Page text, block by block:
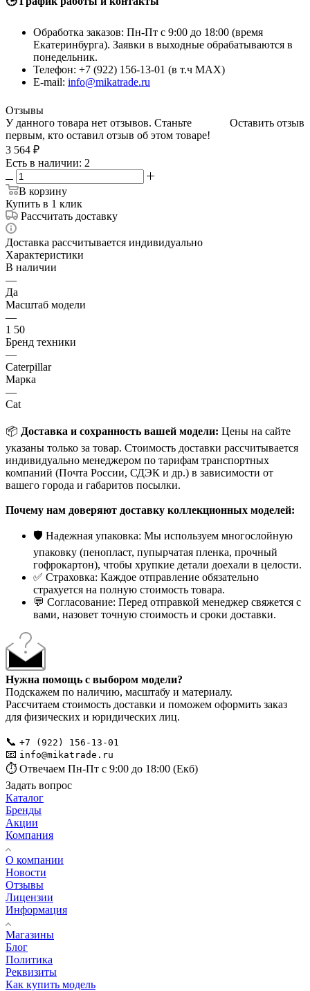
Обработка заказов: Пн-Пт с 9:00 до 18:00 (время
Екатеринбурга). Заявки в выходные обрабатываются в
понедельник.
Телефон: +7 (922) 156-13-01 (в т.ч MAX)
E-mail: info@mikatrade.ru
Отзывы
Оставить отзыв
У данного товара нет отзывов. Станьте
первым, кто оставил отзыв об этом товаре!
3 564 ₽
Есть в наличии: 2
В корзину
Купить в 1 клик
Рассчитать доставку
Доставка рассчитывается индивидуально
Характеристики
В наличии
—
Да
Масштаб модели
—
1 50
Бренд техники
—
Caterpillar
Марка
—
Cat
📦 Доставка и сохранность вашей модели: Цены на сайте
указаны только за товар. Стоимость доставки рассчитывается
индивидуально менеджером по тарифам транспортных
компаний (Почта России, СДЭК и др.) в зависимости от
вашего города и габаритов посылки.
Почему нам доверяют доставку коллекционных моделей:
🛡️ Надежная упаковка: Мы используем многослойную
упаковку (пенопласт, пупырчатая пленка, прочный
гофрокартон), чтобы хрупкие детали доехали в целости.
✅ Страховка: Каждое отправление обязательно
страхуется на полную стоимость товара.
💬 Согласование: Перед отправкой менеджер свяжется с
вами, назовет точную стоимость и сроки доставки.
Нужна помощь с выбором модели?
Подскажем по наличию, масштабу и материалу.
Рассчитаем стоимость доставки и поможем оформить заказ
для физических и юридических лиц.
📞 +7 (922) 156-13-01
📧 info@mikatrade.ru
⏱️ Отвечаем Пн-Пт с 9:00 до 18:00 (Екб)
Задать вопрос
Каталог
Бренды
Акции
Компания
О компании
Новости
Отзывы
Лицензии
Информация
Магазины
Блог
Политика
Реквизиты
Как купить модель